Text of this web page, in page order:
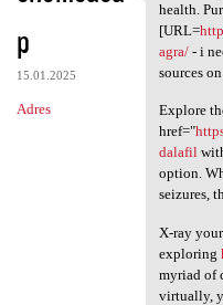
p
15.01.2025
Adres
health.
[URL=
agra/- i
sources
Explore
href="
dalafil
option.
seizures,
X-ray
exploring
myriad of
virtually,